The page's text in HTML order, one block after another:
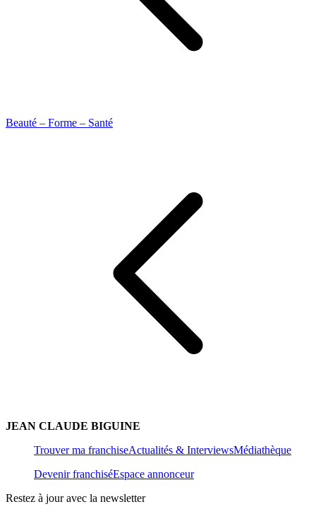
Beauté – Forme – Santé
JEAN CLAUDE BIGUINE
Trouver ma franchiseActualités & InterviewsMédiathèque
Devenir franchiséEspace annonceur
Restez à jour avec la newsletter